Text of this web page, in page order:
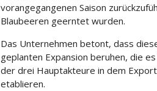
vorangegangenen Saison
Blaubeeren geerntet wurden.
Das Unternehmen betont, dass
geplanten Expansion beruhen, die
der drei Hauptakteure in dem
etablieren.